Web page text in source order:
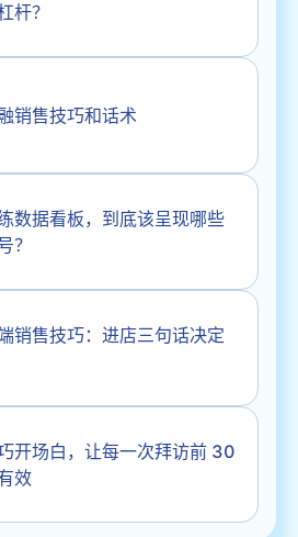
杆？
销售技巧和话术
数据看板，到底该呈现哪些
？
销售技巧：进店三句话决定
开场白，让每一次拜访前 30
效